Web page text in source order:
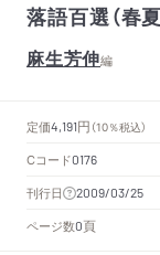
落語百選（春
麻生芳伸編
定価4,191円 （10％税込）
Cコード0176
刊行日
2009/03/25
ページ数0頁